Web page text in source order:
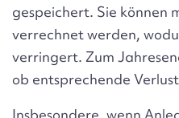
gespeichert. Sie können
verrechnet werden,
verringert. Zum
ob entsprechende